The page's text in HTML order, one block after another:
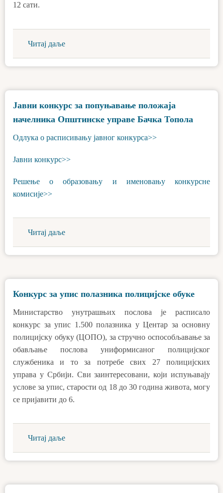
12 сати.
Читај даље
Јавни конкурс за попуњавање положаја
начелника Општинске управе Бачка Топола
Одлука о расписивању јавног конкурса>>
Јавни конкурс>>
Решење о образовању и именовању конкурсне
комисије>>
Читај даље
Конкурс за упис полазника полицијске обуке
Министарство унутрашњих послова је расписало
конкурс за упис 1.500 полазника у Центар за основну
полицијску обуку (ЦОПО), за стручно оспособљавање за
обављање послова униформисаног полицијског
службеника и то за потребе свих 27 полицијских
управа у Србији. Сви заинтересовани, који испуњавају
услове за упис, старости од 18 до 30 година живота, могу
се пријавити до 6.
Читај даље